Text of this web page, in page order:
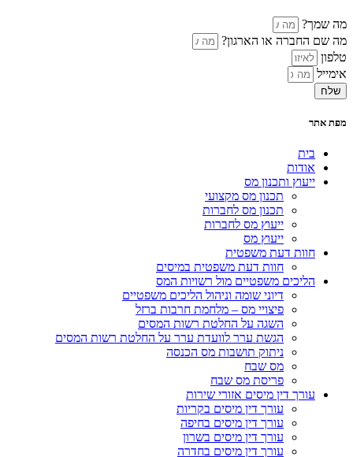
מה שמך?
מה שם החברה או הארגון?
טלפון
אימייל
שלח
מפת אתר
בית
אודות
ייעוץ ותכנון מס
תכנון מס מקצועי
תכנון מס לחברות
ייעוץ מס לחברות
ייעוץ מס
חוות דעת משפטית
חוות דעת משפטית במיסים
הליכים משפטיים מול רשויות המס
דיוני שומה וניהול הליכים משפטיים
פיצויי מס – מלחמת חרבות ברזל
השגה על החלטת רשות המסים
הגשת ערר לוועדת ערר על החלטת רשות המסים
ניתוק תושבות מס הכנסה
מס שבח
פריסת מס שבח
עורך דין מיסים אזורי שירות
עורך דין מיסים בקריות
עורך דין מיסים בחיפה
עורך דין מיסים בשרון
עורך דין מיסים בחדרה